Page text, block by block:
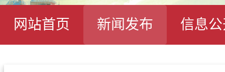
网站首页 新闻发布 信息